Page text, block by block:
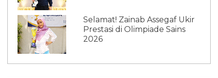
Selamat! Zainab Assegaf Ukir
Prestasi di Olimpiade Sains
2026